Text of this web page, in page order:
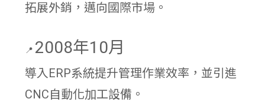
拓展外銷，邁向國際市場。
📍 2008年10月
導入ERP系統提升管理作業效率，並引進
CNC自動化加工設備。